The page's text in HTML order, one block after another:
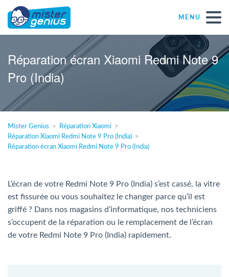
MENU
Réparations – Dépannages
Magasins informatiques toutes marques
Particulier
Indépendant
Agent Windows
Réparation écran Xiaomi Redmi Note 9
Pro (India)
Mister Genius
Réparation Xiaomi
Réparation Xiaomi Redmi Note 9 Pro (India)
Réparation écran Xiaomi Redmi Note 9 Pro (India)
L’écran de votre Redmi Note 9 Pro (India) s’est cassé, la vitre
est fissurée ou vous souhaitez le changer parce qu’il est
griffé ? Dans nos magasins d’informatique, nos techniciens
s’occupent de la réparation ou le remplacement de l’écran
de votre Redmi Note 9 Pro (India) rapidement.